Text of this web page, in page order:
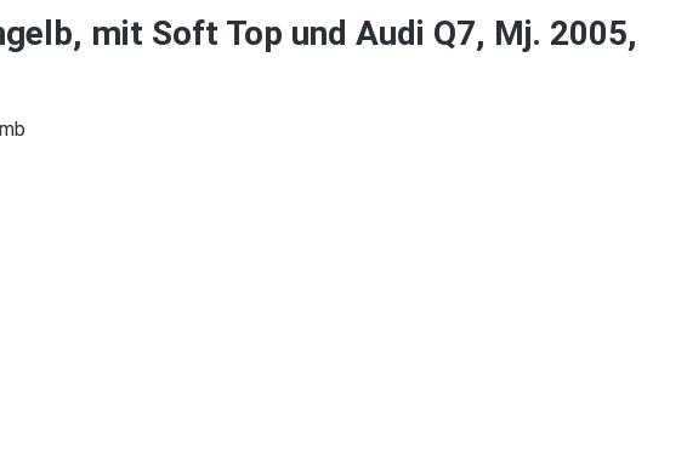
mit Soft Top und Audi Q7, Mj. 2005,